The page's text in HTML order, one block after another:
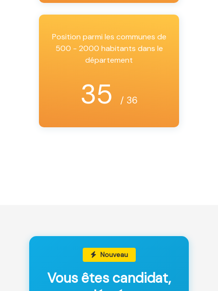
Position parmi les communes de
500 - 2000 habitants dans le
département
35 / 36
Nouveau
Vous êtes candidat,